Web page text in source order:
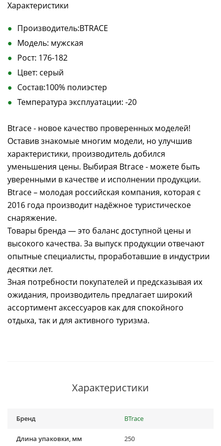
Характеристики
Производитель:BTRACE
Модель: мужская
Рост: 176-182
Цвет: серый
Состав:100% полиэстер
Температура эксплуатации: -20
Btrace - новое качество проверенных моделей!
Оставив знакомые многим модели, но улучшив
характеристики, производитель добился
уменьшения цены. Выбирая Btrace - можете быть
уверенными в качестве и исполнении продукции.
Btrace – молодая российская компания, которая с
2016 года производит надёжное туристическое
снаряжение.
Товары бренда — это баланс доступной цены и
высокого качества. За выпуск продукции отвечают
опытные специалисты, проработавшие в индустрии
десятки лет.
Зная потребности покупателей и предсказывая их
ожидания, производитель предлагает широкий
ассортимент аксессуаров как для спокойного
отдыха, так и для активного туризма.
Характеристики
Бренд BTrace
Длина упаковки, мм 250